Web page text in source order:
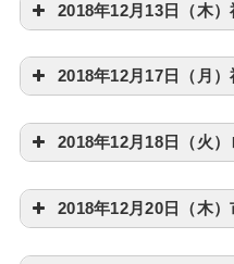
2018年12月13日（木
2018年12月17日（月
2018年12月18日（火
2018年12月20日（木